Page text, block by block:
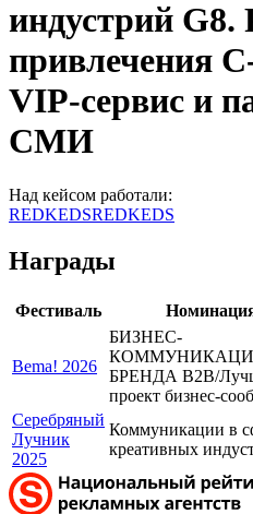
индустрий G8.
привлечения
VIP-сервис и
СМИ
Над кейсом работали:
REDKEDSREDKEDS
Награды
Фестиваль
Bema! 2026
БИЗНЕС-
БРЕНДА B2B/
проект бизнес-
Серебряный
Лучник
2025
Коммуникации в
креативных